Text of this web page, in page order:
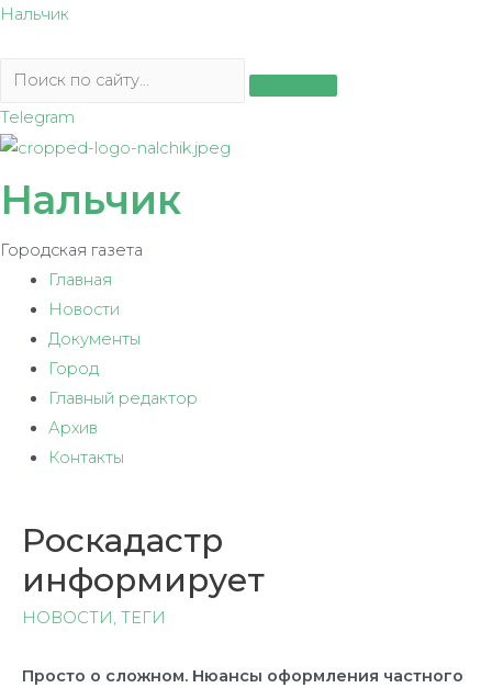
Перейти
содержимому
Нальчик
Telegram
Нальчик
Городская газета
Главная
Новости
Документы
Город
Главный редактор
Архив
Контакты
Роскадастр
информирует
НОВОСТИ, ТЕГИ
Просто о сложном. Нюансы оформления частного